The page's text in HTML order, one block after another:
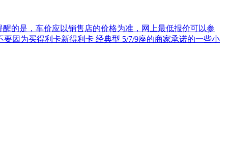
的是，车价应以销售店的价格为准，网上最低报价可以参
因为买得利卡新得利卡 经典型 5/7/9座的商家承诺的一些小